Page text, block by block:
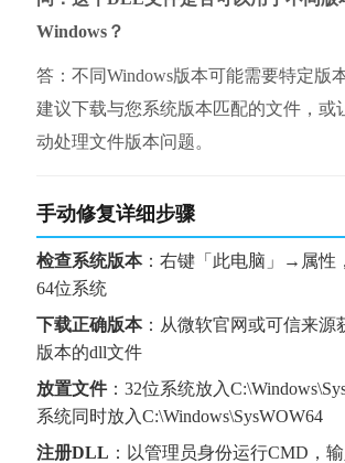
Windows？
答：不同Windows版本可能需要特定版
建议下载与您系统版本匹配的文件，或
动处理文件版本问题。
手动修复详细步骤
检查系统版本：右键「此电脑」→属性
64位系统
下载正确版本：从微软官网或可信来源
版本的dll文件
放置文件：32位系统放入
系统同时放入C:\Windows\SysWOW64
注册DLL ：以管理员身份运行CMD，输